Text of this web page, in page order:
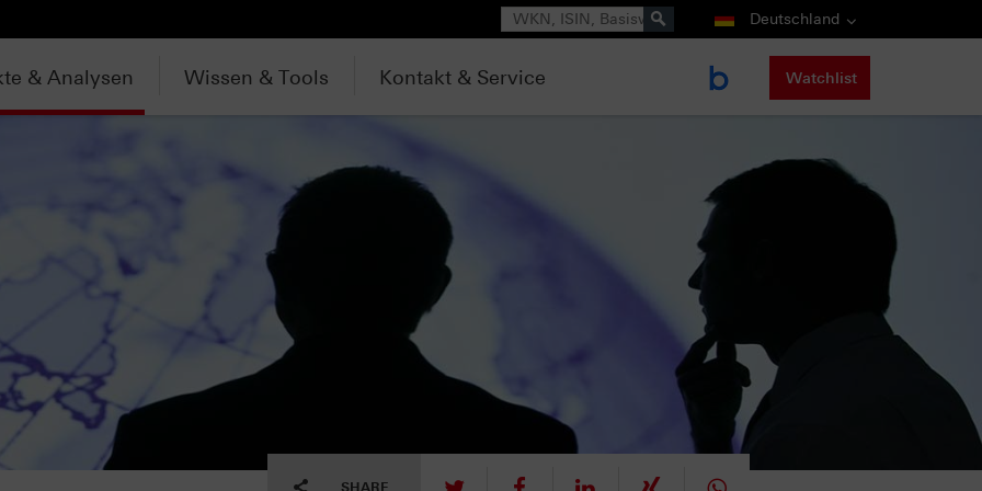
Suche Deutschland
& Analysen Wissen & Tools Kontakt & Service Watchlist
SHARE tweet mitteilen